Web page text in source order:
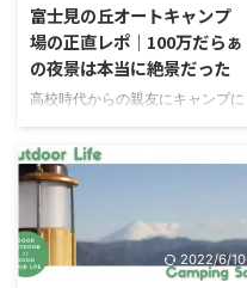
富士見の丘オートキャンプ
場の正直レポ｜100万だらぁ
の夜景は本当に絶景だった
高校時代からの親友にキャンプに
富士見の丘オートキャンプ場へ行
ってきました。 ここのキャンプ
場の特徴は、夜景。
2022/6/10